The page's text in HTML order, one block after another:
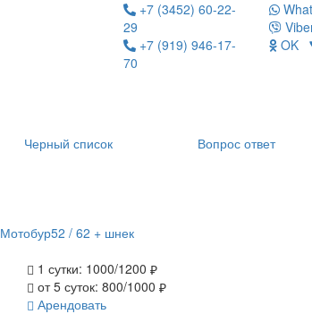
+7 (3452) 60-22-
29
+7 (919) 946-17-
70
OK
Черный список Вопрос ответ
Мотобур52 / 62 + шнек
1 сутки: 1000/1200
от 5 суток: 800/1000
Арендовать